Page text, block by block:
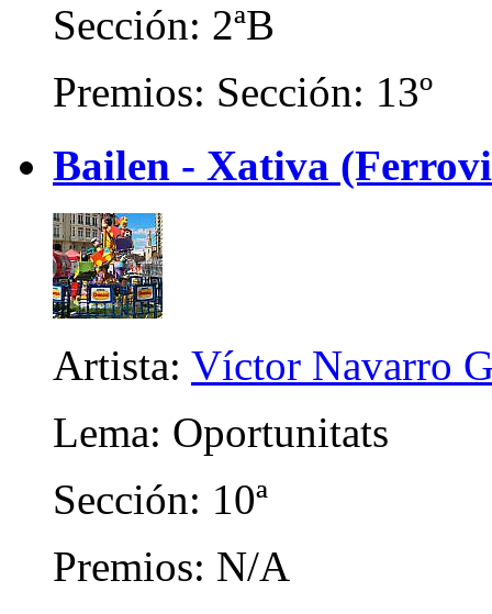
Sección: 2ªB
Premios: Sección: 13º
Bailen - Xativa
Artista: Víctor Navarro
Lema: Oportunitats
Sección: 10ª
Premios: N/A